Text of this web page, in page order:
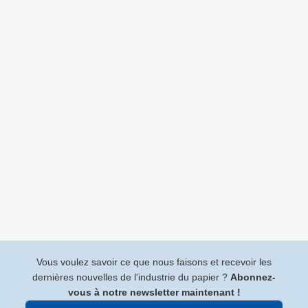
Vous voulez savoir ce que nous faisons et recevoir les
dernières nouvelles de l'industrie du papier ? Abonnez-
vous à notre newsletter maintenant !